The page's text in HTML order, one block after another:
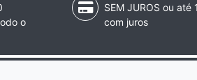
o
SEM JUROS ou até
com juros